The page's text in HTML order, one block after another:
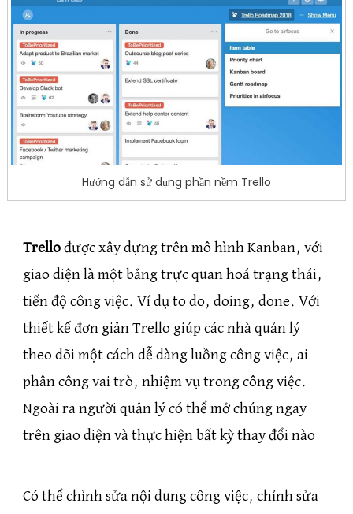
Hướng dẫn sử dụng phần nềm Trello
Trellođược xây dựng trên mô hình Kanban, với
giao diện là một bảng trực quan hoá trạng thái,
tiến độ công việc. Ví dụ to do, doing, done. Với
thiết kế đơn giản Trello giúp các nhà quản lý
theo dõi một cách dễ dàng luồng công việc, ai
phân công vai trò, nhiệm vụ trong công việc.
Ngoài ra người quản lý có thể mở chúng ngay
trên giao diện và thực hiện bất kỳ thay đổi nào
Có thể chỉnh sửa nội dung công việc, chỉnh sửa